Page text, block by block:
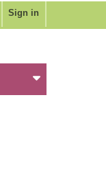
Sign in